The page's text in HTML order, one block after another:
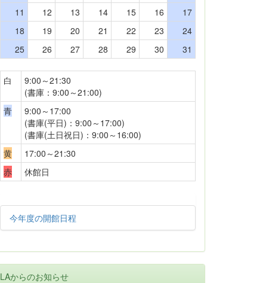
11
12 13 14 15 16
17
18
19 20 21 22 23
24
25
26 27 28 29 30 31
白
9:00～21:30
(書庫：9:00～21:00)
青
9:00～17:00
(書庫(平日)：9:00～17:00)
(書庫(土日祝日)：9:00～16:00)
黄
17:00～21:30
赤
休館日
今年度の開館日程
LAからのお知らせ